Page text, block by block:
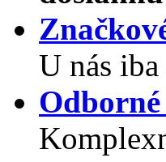
U nás iba